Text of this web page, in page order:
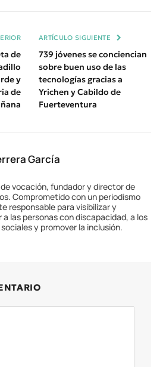
de
y
de
ARTÍCULO SIGUIENTE
739 jóvenes se conciencian
sobre buen uso de las
tecnologías gracias a
Yrichen y Cabildo de
Fuerteventura
García
vocación, fundador y director de
Comprometido con un periodismo
responsable para visibilizar y
a las personas con discapacidad, a los
y promover la inclusión.